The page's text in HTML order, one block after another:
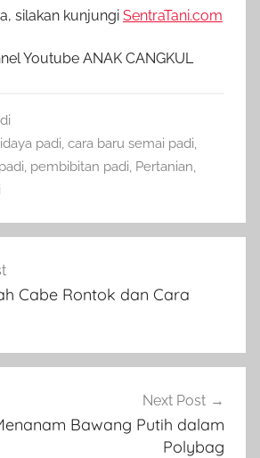
silakan kunjungi SentraTani.com
Youtube ANAK CANGKUL
padi, cara baru semai padi,
padi, pembibitan padi, Pertanian,
Cabe Rontok dan Cara
Next Post
Bawang Putih dalam
Polybag